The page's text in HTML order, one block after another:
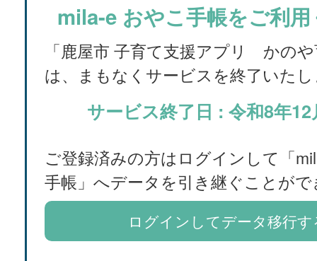
mila-e おやこ手帳をご利
「鹿屋市 子育て支援アプリ かの
は、まもなくサービスを終了いた
サービス終了日 : 令和8年12
ご登録済みの方はログインして「
手帳」へデータを引き継ぐことが
ログインしてデータ移行す